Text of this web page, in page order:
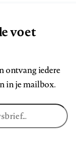
voet
ontvang iedere
in je mailbox.